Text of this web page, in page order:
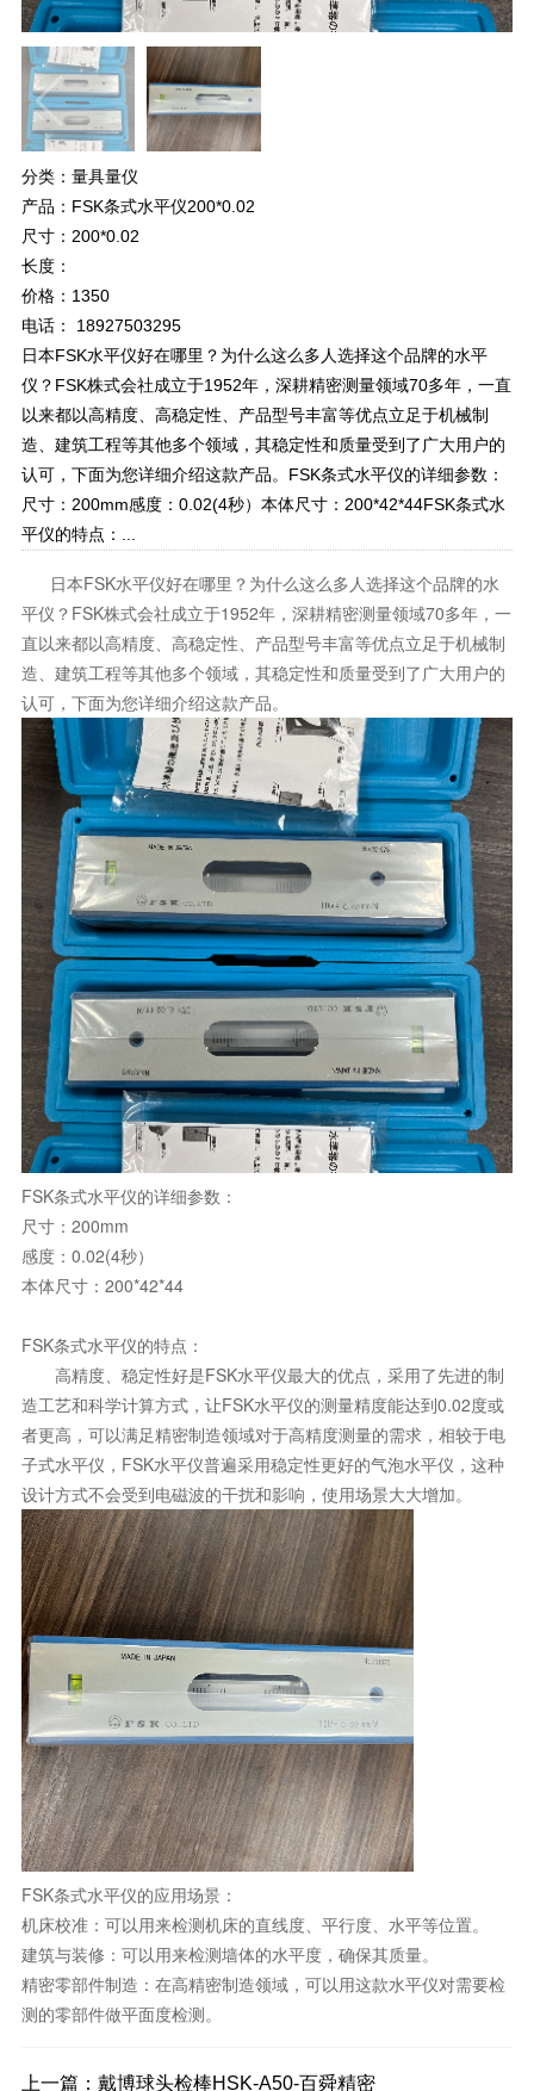
分类：量具量仪
产品：FSK条式水平仪200*0.02
尺寸：200*0.02
长度：
价格：1350
电话： 18927503295
日本FSK水平仪好在哪里？为什么这么多人选择这个品牌的水平
仪？FSK株式会社成立于1952年，深耕精密测量领域70多年，一直
以来都以高精度、高稳定性、产品型号丰富等优点立足于机械制
造、建筑工程等其他多个领域，其稳定性和质量受到了广大用户的
认可，下面为您详细介绍这款产品。FSK条式水平仪的详细参数：
尺寸：200mm感度：0.02(4秒）本体尺寸：200*42*44FSK条式水
平仪的特点：...
日本FSK水平仪好在哪里？为什么这么多人选择这个品牌的水
平仪？FSK株式会社成立于1952年，深耕精密测量领域70多年，一
直以来都以高精度、高稳定性、产品型号丰富等优点立足于机械制
造、建筑工程等其他多个领域，其稳定性和质量受到了广大用户的
认可，下面为您详细介绍这款产品。
FSK条式水平仪的详细参数：
尺寸：200mm
感度：0.02(4秒）
本体尺寸：200*42*44
FSK条式水平仪的特点：
高精度、稳定性好是FSK水平仪最大的优点，采用了先进的制
造工艺和科学计算方式，让FSK水平仪的测量精度能达到0.02度或
者更高，可以满足精密制造领域对于高精度测量的需求，相较于电
子式水平仪，FSK水平仪普遍采用稳定性更好的气泡水平仪，这种
设计方式不会受到电磁波的干扰和影响，使用场景大大增加。
FSK条式水平仪的应用场景：
机床校准：可以用来检测机床的直线度、平行度、水平等位置。
建筑与装修：可以用来检测墙体的水平度，确保其质量。
精密零部件制造：在高精密制造领域，可以用这款水平仪对需要检
测的零部件做平面度检测。
上一篇： 戴博球头检棒HSK-A50-百舜精密